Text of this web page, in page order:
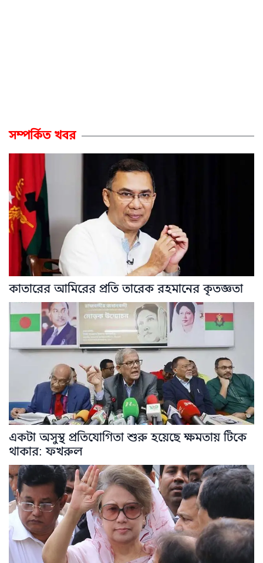
সম্পর্কিত খবর
কাতারের আমিরের প্রতি তারেক রহমানের কৃতজ্ঞতা
একটা অসুস্থ প্রতিযোগিতা শুরু হয়েছে ক্ষমতায় টিকে
থাকার: ফখরুল